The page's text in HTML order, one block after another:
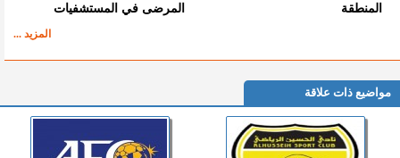
المنطقة
المرضى في المستشفيات
المزيد ...
مواضيع ذات علاقة